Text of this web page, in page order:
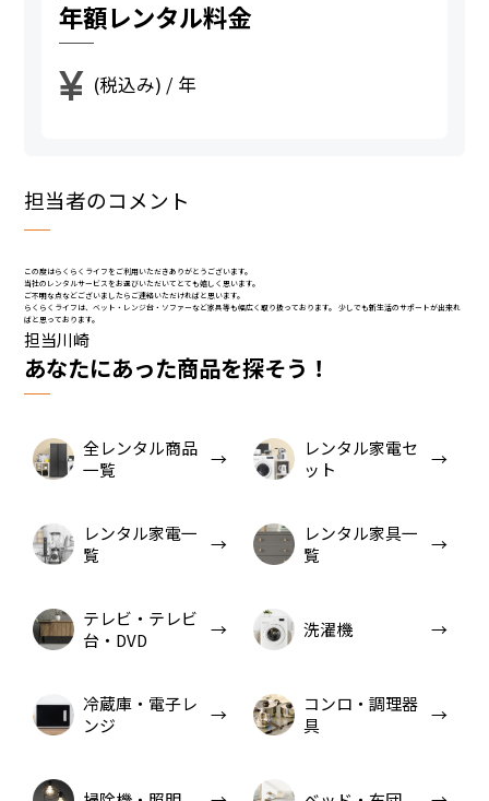
年額レンタル料金
¥ (税込み) / 年
担当者のコメント
この度はらくらくライフをご利用いただきありがとうございます。
当社のレンタルサービスをお選びいただいてとても嬉しく思います。
ご不明な点などございましたらご連絡いただければと思います。
らくらくライフは、ベット・レンジ台・ソファーなど家具等も幅広く取り扱っております。 少しでも新生活のサポートが出来れ
ばと思っております。
担当川崎
あなたにあった商品を探そう！
全レンタル商品
一覧
レンタル家電セ
ット
レンタル家電一
覧
レンタル家具一
覧
テレビ・テレビ
台・DVD
洗濯機
冷蔵庫・電子レ
ンジ
コンロ・調理器
具